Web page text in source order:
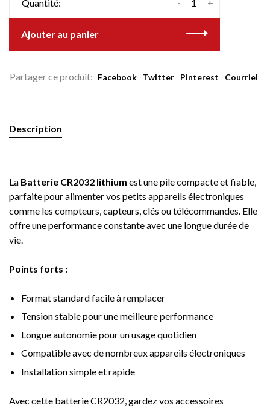
Quantité:
Ajouter au panier
Partager ce produit: Facebook Twitter Pinterest Courriel
Description
La Batterie CR2032 lithium est une pile compacte et fiable,
parfaite pour alimenter vos petits appareils électroniques
comme les compteurs, capteurs, clés ou télécommandes. Elle
offre une performance constante avec une longue durée de
vie.
Points forts :
Format standard facile à remplacer
Tension stable pour une meilleure performance
Longue autonomie pour un usage quotidien
Compatible avec de nombreux appareils électroniques
Installation simple et rapide
Avec cette batterie CR2032, gardez vos accessoires